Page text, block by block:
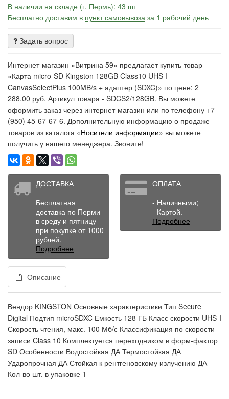
В наличии на складе (г. Пермь): 43 шт
Бесплатно доставим в пункт самовывоза за 1 рабочий день
Задать вопрос
Интернет-магазин «Витрина 59» предлагает купить товар
«Карта micro-SD Kingston 128GB Class10 UHS-I
CanvasSelectPlus 100MB/s + адаптер (SDXC)» по цене: 2
288.00 руб. Артикул товара - SDCS2/128GB. Вы можете
оформить заказ через интернет-магазин или по телефону +7
(950) 45-67-67-6. Дополнительную информацию о продаже
товаров из каталога «Носители информации» вы можете
получить у нашего менеджера. Звоните!
ДОСТАВКА
Бесплатная
доставка по Перми
в среду и пятницу
при покупке от 1000
рублей.
Подробнее
ОПЛАТА
- Наличными;
- Картой.
Подробнее
Описание
Вендор KINGSTON Основные характеристики Тип Secure
Digital Подтип microSDXC Емкость 128 ГБ Класс скорости UHS-I
Скорость чтения, макс. 100 Мб/с Классификация по скорости
записи Class 10 Комплектуется переходником в форм-фактор
SD Особенности Водостойкая ДА Термостойкая ДА
Ударопрочная ДА Стойкая к рентгеновскому излучению ДА
Кол-во шт. в упаковке 1